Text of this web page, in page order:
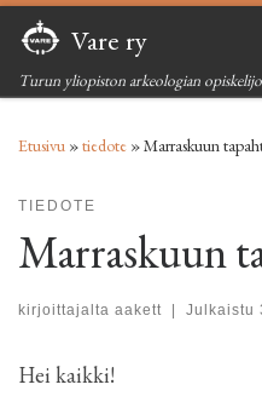
Skip to content
Vare ry
Turun yliopiston arkeologian
Etusivu »tiedote »Marraskuun
TIEDOTE
Marraskuun
kirjoittajalta aakett | Julkaistu
Hei kaikki!